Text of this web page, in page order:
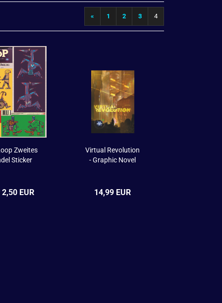
« 1 2 3 4
Zweites
Sticker
EUR
Virtual Revolution
- Graphic Novel
14,99 EUR